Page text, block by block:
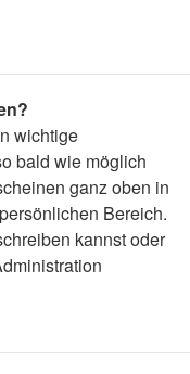
wichtige
bald wie möglich
ganz oben in
Bereich.
kannst oder